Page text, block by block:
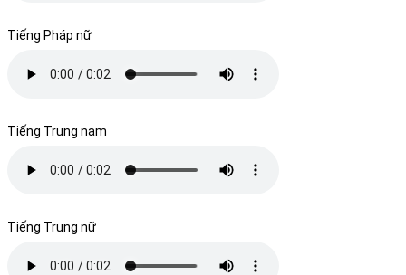
Tiếng Pháp nữ
Tiếng Trung nam
Tiếng Trung nữ